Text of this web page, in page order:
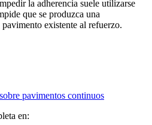
la adherencia suele utilizarse
que se produzca una
existente al refuerzo.
pavimentos continuos
en: